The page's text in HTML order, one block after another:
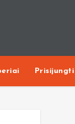
Prisijungti